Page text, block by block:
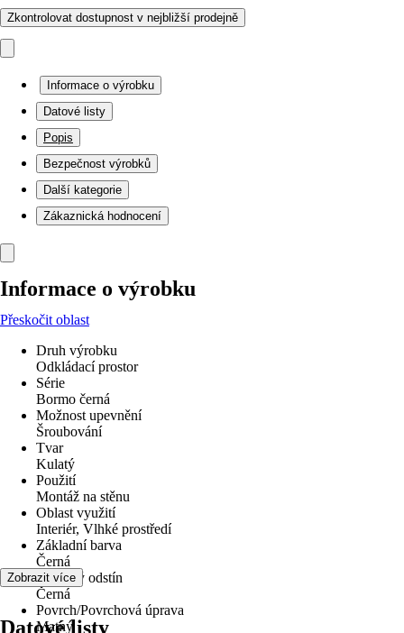
Zkontrolovat dostupnost v nejbližší prodejně
Informace o výrobku
Datové listy
Popis
Bezpečnost výrobků
Další kategorie
Zákaznická hodnocení
Informace o výrobku
Přeskočit oblast
Druh výrobku
Odkládací prostor
Série
Bormo černá
Možnost upevnění
Šroubování
Tvar
Kulatý
Použití
Montáž na stěnu
Oblast využití
Interiér, Vlhké prostředí
Základní barva
Černá
Barevný odstín
Černá
Povrch/Povrchová úprava
Matný
Zobrazit více
Datové listy